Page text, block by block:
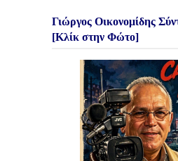
Γιώργος Οικονομίδης
[Κλίκ στην Φώτο]